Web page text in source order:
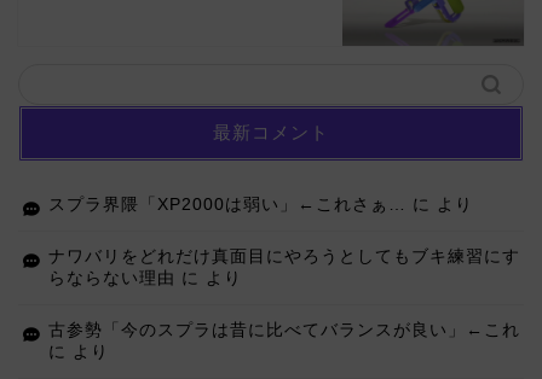
最新コメント
スプラ界隈「XP2000は弱い」←これさぁ… に より
ナワバリをどれだけ真面目にやろうとしてもブキ練習にす
らならない理由 に より
古参勢「今のスプラは昔に比べてバランスが良い」←これ
に より